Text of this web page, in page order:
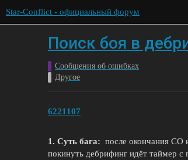
Star-Conflict - официальный форум
Поиск боя в
Сообщения об ошибках
Другое
6221107
1. Суть бага: после окончания СО
покинуть дебрифинг идёт таймер